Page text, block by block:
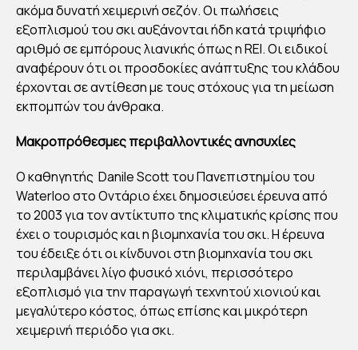
ακόμα δυνατή χειμερινή σεζόν. Οι πωλήσεις
εξοπλισμού του σκι αυξάνονται ήδη κατά τριψήφιο
αριθμό σε εμπόρους λιανικής όπως η REI. Οι ειδικοί
αναφέρουν ότι οι προσδοκίες ανάπτυξης του κλάδου
έρχονται σε αντίθεση με τους στόχους για τη μείωση
εκπομπών του άνθρακα.
Μακροπρόθεσμες περιβαλλοντικές ανησυχίες
Ο καθηγητής Danile Scott του Πανεπιστημίου του
Waterloo στο Οντάριο έχει δημοσιεύσει έρευνα από
το 2003 για τον αντίκτυπο της κλιματικής κρίσης που
έχει ο τουρισμός και η βιομηχανία του σκι. Η έρευνα
του έδειξε ότι οι κίνδυνοι στη βιομηχανία του σκι
περιλαμβάνει λίγο φυσικό χιόνι, περισσότερο
εξοπλισμό για την παραγωγή τεχνητού χιονιού και
μεγαλύτερο κόστος, όπως επίσης και μικρότερη
χειμερινή περιόδο για σκι.